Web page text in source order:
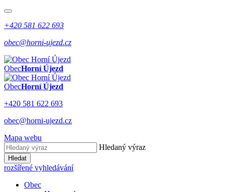
+420 581 622 693
obec@horni-ujezd.cz
ObecHorní Újezd
ObecHorní Újezd
+420 581 622 693
obec@horni-ujezd.cz
Mapa webu
Hledaný výraz
Hledat
rozšířené vyhledávání
Obec